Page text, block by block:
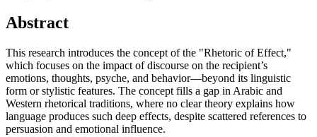
Abstract
This research introduces the concept of the "Rhetoric of Effect,"
which focuses on the impact of discourse on the recipient’s
emotions, thoughts, psyche, and behavior—beyond its linguistic
form or stylistic features. The concept fills a gap in Arabic and
Western rhetorical traditions, where no clear theory explains how
language produces such deep effects, despite scattered references to
persuasion and emotional influence.